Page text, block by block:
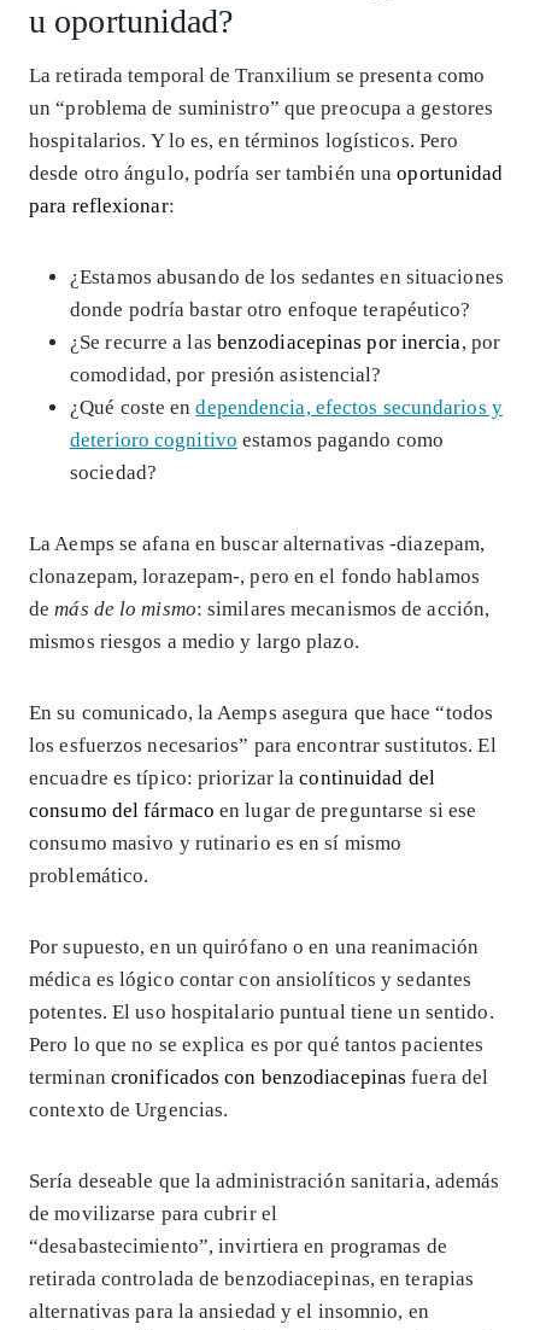
u oportunidad?
La retirada temporal de Tranxilium se presenta como
un “problema de suministro” que preocupa a gestores
hospitalarios. Y lo es, en términos logísticos. Pero
desde otro ángulo, podría ser también unaoportunidad
para reflexionar:
¿Estamos abusando de los sedantes en situaciones
donde podría bastar otro enfoque terapéutico?
¿Se recurre a las benzodiacepinas por inercia, por
comodidad, por presión asistencial?
¿Qué coste endependencia, efectos secundarios y
deterioro cognitivo estamos pagando como
sociedad?
La Aemps se afana en buscar alternativas -diazepam,
clonazepam, lorazepam-, pero en el fondo hablamos
demás de lo mismo: similares mecanismos de acción,
mismos riesgos a medio y largo plazo.
En su comunicado, la Aemps asegura que hace “todos
los esfuerzos necesarios” para encontrar sustitutos. El
encuadre es típico: priorizar lacontinuidad del
consumo del fármaco en lugar de preguntarse si ese
consumo masivo y rutinario es en sí mismo
problemático.
Por supuesto, en un quirófano o en una reanimación
médica es lógico contar con ansiolíticos y sedantes
potentes. El uso hospitalario puntual tiene un sentido.
Pero lo que no se explica es por qué tantos pacientes
terminan cronificados con benzodiacepinas fuera del
contexto de Urgencias.
Sería deseable que la administración sanitaria, además
de movilizarse para cubrir el
“desabastecimiento”, invirtiera en programas de
retirada controlada de benzodiacepinas, en terapias
alternativas para la ansiedad y el insomnio, en